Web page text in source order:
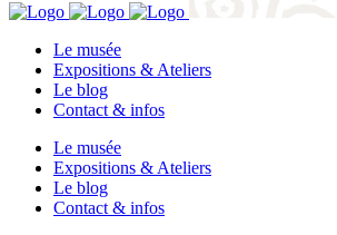
Le musée
Expositions & Ateliers
Le blog
Contact & infos
Le musée
Expositions & Ateliers
Le blog
Contact & infos